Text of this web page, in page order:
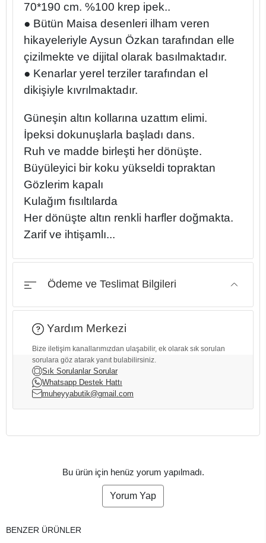
70*190 cm. %100 krep ipek..
● Bütün Maisa desenleri ilham veren
hikayeleriyle Aysun Özkan tarafından elle
çizilmekte ve dijital olarak basılmaktadır.
● Kenarlar yerel terziler tarafından el
dikişiyle kıvrılmaktadır.
Güneşin altın kollarına uzattım elimi.
İpeksi dokunuşlarla başladı dans.
Ruh ve madde birleşti her dönüşte.
Büyüleyici bir koku yükseldi topraktan
Gözlerim kapalı
Kulağım fısıltılarda
Her dönüşte altın renkli harfler doğmakta.
Zarif ve ihtişamlı...
Ödeme ve Teslimat Bilgileri
Yardım Merkezi
Bize iletişim kanallarımızdan ulaşabilir, ek olarak sık sorulan
sorulara göz atarak yanıt bulabilirsiniz.
Sık Sorulanlar Sorular
Whatsapp Destek Hattı
muheyyabutik@gmail.com
Bu ürün için henüz yorum yapılmadı.
Yorum Yap
BENZER ÜRÜNLER